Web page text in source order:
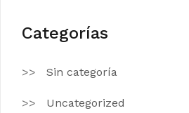
Categorías
Sin categoría
Uncategorized